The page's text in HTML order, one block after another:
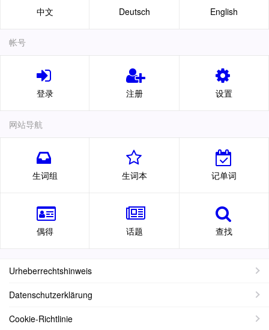
中文 Deutsch English
帐号
登录 注册 设置
网站导航
生词组 生词本 记单词
偶得 话题 查找
Urheberrechtshinweis
Datenschutzerklärung
Cookie-Richtlinie